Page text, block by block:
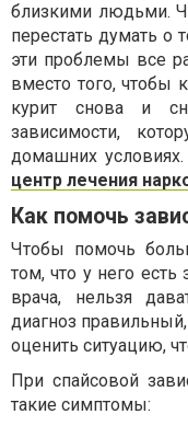
близкими людьми.
перестать думать о
эти проблемы все
вместо того, чтобы
курит снова и
зависимости,
домашних
центр лечения
Как помочь
Чтобы помочь
том, что у него есть
врача, нельзя
диагноз
оценить ситуацию,
При спайсовой
такие симптомы: